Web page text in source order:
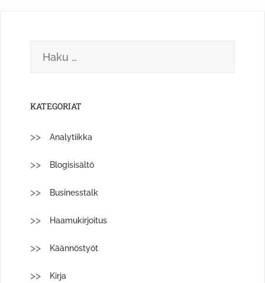
KATEGORIAT
Analytiikka
Blogisisältö
Businesstalk
Haamukirjoitus
Käännöstyöt
Kirja